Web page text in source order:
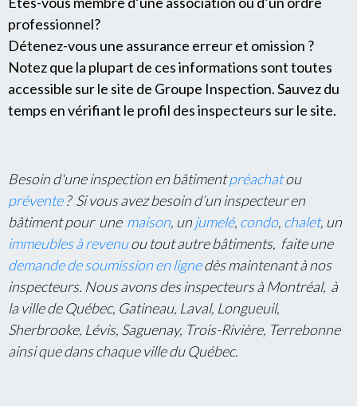
professionnel?
Détenez-vous une assurance erreur et omission ?
Notez que la plupart de ces informations sont toutes
accessible sur le site de Groupe Inspection. Sauvez du
temps en vérifiant le profil des inspecteurs sur le site.
Besoin d'une inspection en bâtimentpréachatou
prévente? Si vous avez besoin d’un inspecteur en
bâtiment pour une maison, un jumelé, condo, chalet, un
immeubles à revenuou tout autre bâtiments, faite une
demande de soumission en lignedès maintenant à nos
inspecteurs. Nous avons des inspecteurs à Montréal, à
la ville de Québec, Gatineau, Laval, Longueuil,
Sherbrooke, Lévis, Saguenay, Trois-Rivière, Terrebonne
ainsi que dans chaque ville du Québec.